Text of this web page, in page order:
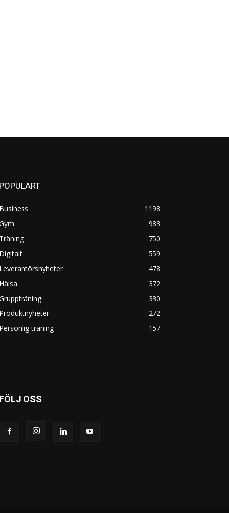
POPULÄRT
Business
1198
Gym
983
Träning
750
Digitalt
559
Leverantörsnyheter
478
Hälsa
372
Gruppträning
330
Produktnyheter
272
Personlig träning
157
FÖLJ OSS